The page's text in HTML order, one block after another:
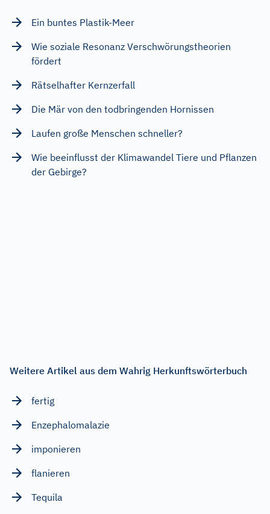
Ein buntes Plastik-Meer
Wie soziale Resonanz Verschwörungstheorien
fördert
Rätselhafter Kernzerfall
Die Mär von den todbringenden Hornissen
Laufen große Menschen schneller?
Wie beeinflusst der Klimawandel Tiere und Pflanzen
der Gebirge?
Weitere Artikel aus dem Wahrig Herkunftswörterbuch
fertig
Enzephalomalazie
imponieren
flanieren
Tequila